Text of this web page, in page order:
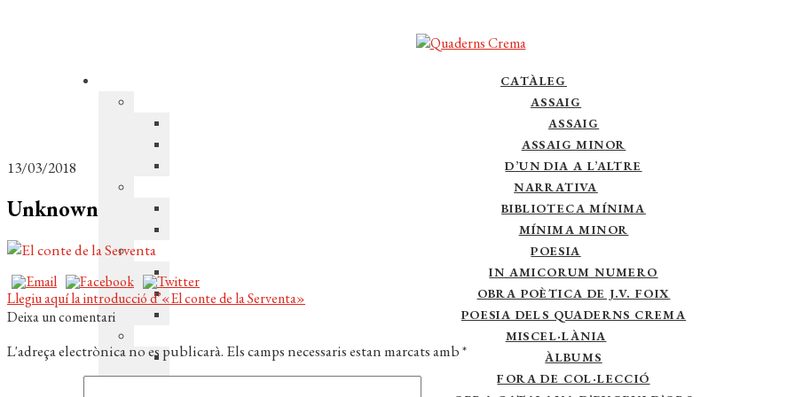
CATÀLEG
ASSAIG
ASSAIG
ASSAIG MINOR
D’UN DIA A L’ALTRE
NARRATIVA
BIBLIOTECA MÍNIMA
MÍNIMA MINOR
POESIA
IN AMICORUM NUMERO
OBRA POÈTICA DE J.V. FOIX
POESIA DELS QUADERNS CREMA
MISCEL·LÀNIA
ÀLBUMS
FORA DE COL·LECCIÓ
13/03/2018
Unknown
Navegació
d'entrades
Entrada
anterior:
Llegiu aquí la introducció d’«El conte de la Serventa»
Deixa un comentari
L'adreça electrònica no es publicarà. Els camps necessaris estan marcats amb*